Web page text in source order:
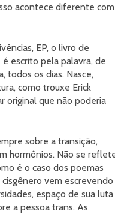
acontece diferente com
EP, o livro de
escrito pela palavra, de
todos os dias. Nasce,
como trouxe Erick
original que não poderia
sobre a transição,
hormônios. Não se
é o caso dos poemas
vem escrevendo
espaço de sua luta
a pessoa trans. As